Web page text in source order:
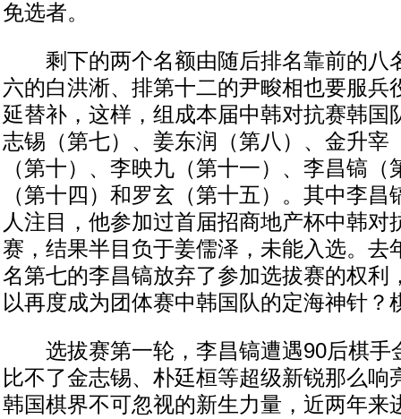
免选者。
剩下的两个名额由随后排名靠前的八
六的白洪淅、排第十二的尹畯相也要服兵
延替补，这样，组成本届中韩对抗赛韩国
志锡（第七）、姜东润（第八）、金升宰
（第十）、李映九（第十一）、李昌镐（
（第十四）和罗玄（第十五）。其中李昌
人注目，他参加过首届招商地产杯中韩对
赛，结果半目负于姜儒泽，未能入选。去
名第七的李昌镐放弃了参加选拔赛的权利
以再度成为团体赛中韩国队的定海神针？
选拔赛第一轮，李昌镐遭遇90后棋手
比不了金志锡、朴廷桓等超级新锐那么响
韩国棋界不可忽视的新生力量，近两年来